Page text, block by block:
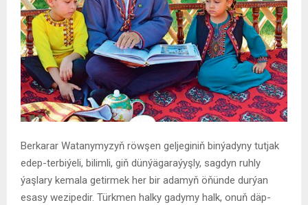
Berkarar Watanymyzyň röwşen geljeginiň binýadyny tutjak
edep-terbiýeli, bilimli, giň dünýägaraýyşly, sagdyn ruhly
ýaşlary kemala getirmek her bir adamyň öňünde durýan
esasy wezipedir. Türkmen halky gadymy halk, onuň däp-